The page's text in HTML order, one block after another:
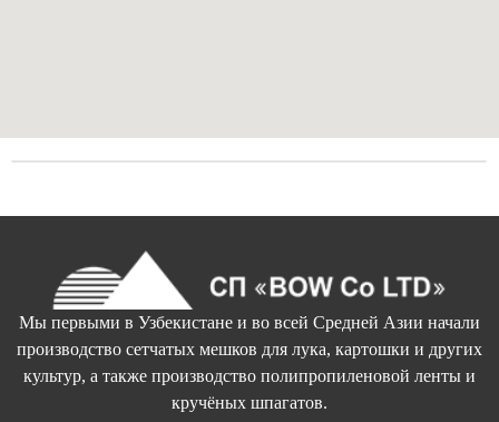
Мы первыми в Узбекистане и во всей Средней Азии начали
производство сетчатых мешков для лука, картошки и других
культур, а также производство полипропиленовой ленты и
кручёных шпагатов.